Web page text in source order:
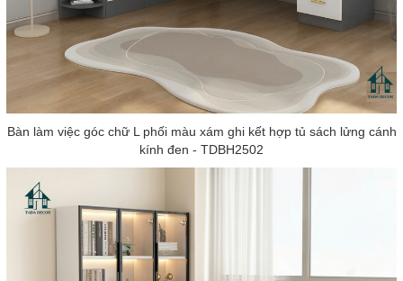
Bàn làm việc góc chữ L phối màu xám ghi kết hợp tủ sách lửng cánh
kính đen - TDBH2502